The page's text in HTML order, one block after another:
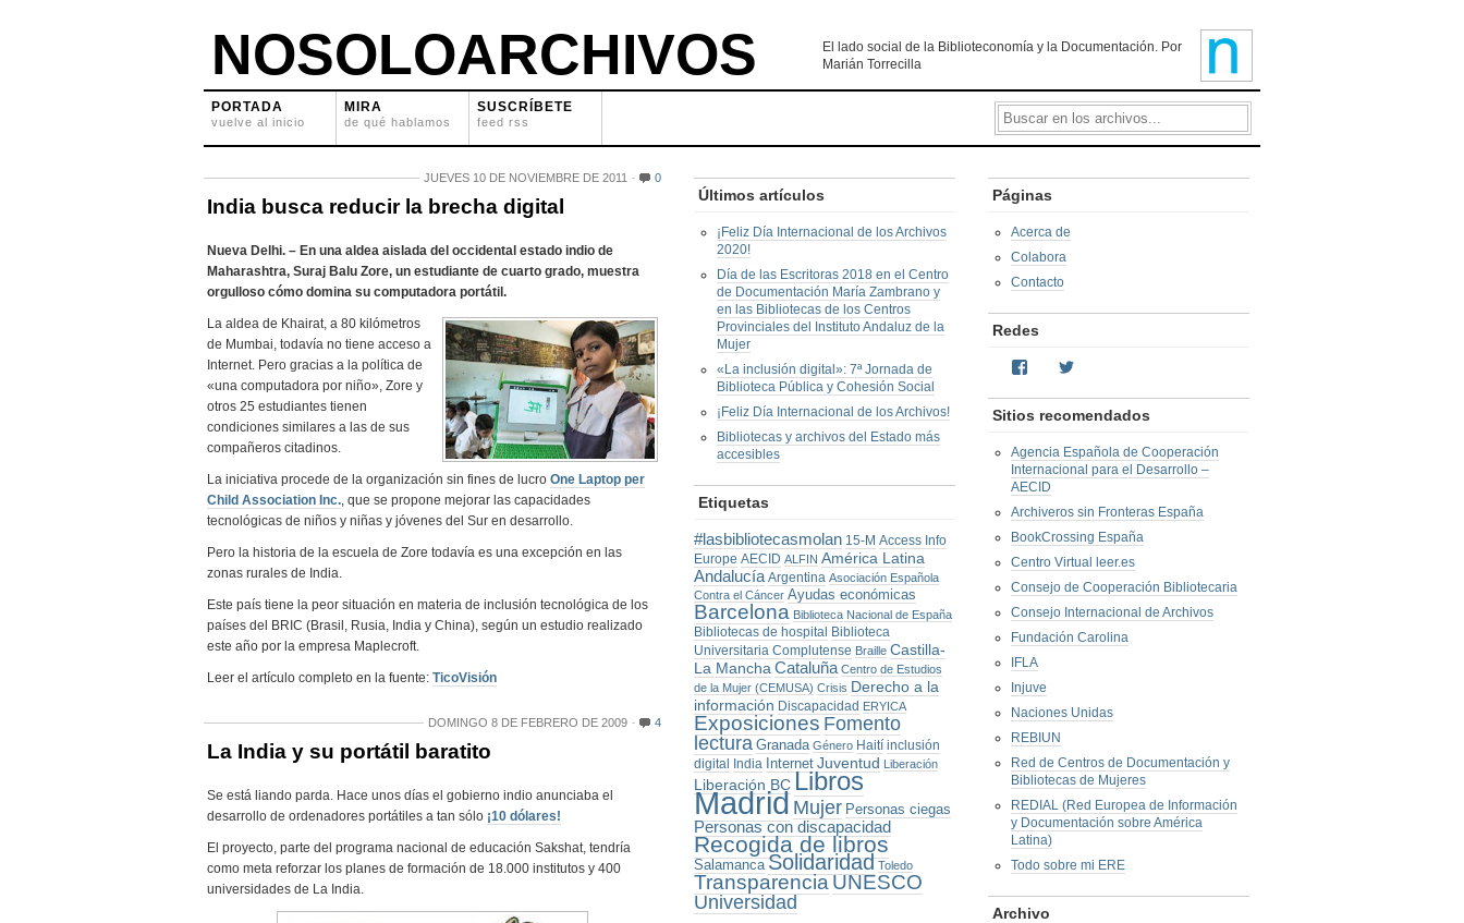
NOSOLOARCHIVOS
El lado social de la Biblioteconomía y la Documentación. Por
Marián Torrecilla
PORTADA
vuelve al inicio
MIRA
de qué hablamos
SUSCRÍBETE
feed rss
JUEVES 10 DE NOVIEMBRE DE 2011 0
India busca reducir la brecha digital
Nueva Delhi. – En una aldea aislada del occidental estado indio de
Maharashtra, Suraj Balu Zore, un estudiante de cuarto grado, muestra
orgulloso cómo domina su computadora portátil.
La aldea de Khairat, a 80 kilómetros
de Mumbai, todavía no tiene acceso a
Internet. Pero gracias a la política de
«una computadora por niño», Zore y
otros 25 estudiantes tienen
condiciones similares a las de sus
compañeros citadinos.
La iniciativa procede de la organización sin fines de lucro One Laptop per
Child Association Inc., que se propone mejorar las capacidades
tecnológicas de niños y niñas y jóvenes del Sur en desarrollo.
Pero la historia de la escuela de Zore todavía es una excepción en las
zonas rurales de India.
Este país tiene la peor situación en materia de inclusión tecnológica de los
países del BRIC (Brasil, Rusia, India y China), según un estudio realizado
este año por la empresa Maplecroft.
Leer el artículo completo en la fuente: TicoVisión
DOMINGO 8 DE FEBRERO DE 2009 4
La India y su portátil baratito
Se está liando parda. Hace unos días el gobierno indio anunciaba el
desarrollo de ordenadores portátiles a tan sólo ¡10 dólares!
El proyecto, parte del programa nacional de educación Sakshat, tendría
como meta reforzar los planes de formación de 18.000 institutos y 400
universidades de La India.
Últimos artículos
¡Feliz Día Internacional de los Archivos
2020!
Día de las Escritoras 2018 en el Centro
de Documentación María Zambrano y
en las Bibliotecas de los Centros
Provinciales del Instituto Andaluz de la
Mujer
«La inclusión digital»: 7ª Jornada de
Biblioteca Pública y Cohesión Social
¡Feliz Día Internacional de los Archivos!
Bibliotecas y archivos del Estado más
accesibles
Etiquetas
#lasbibliotecasmolan 15-M Access Info
Europe AECID ALFIN América Latina
Andalucía Argentina Asociación Española
Contra el Cáncer Ayudas económicas
Barcelona Biblioteca Nacional de España
Bibliotecas de hospital Biblioteca
Universitaria Complutense Braille Castilla-
La Mancha Cataluña Centro de Estudios
de la Mujer (CEMUSA) Crisis Derecho a la
información Discapacidad ERYICA
Exposiciones Fomento
lectura Granada Género Haití inclusión
digital
India Internet Juventud Liberación
Liberación BCLibros
Madrid Mujer Personas ciegas
Personas con discapacidad
Recogida de libros
Salamanca Solidaridad Toledo
TransparenciaUNESCO
Universidad
Páginas
Acerca de
Colabora
Contacto
Redes
Facebook
Sitios recomendados
Agencia Española de Cooperación
Internacional para el Desarrollo –
AECID
Archiveros sin Fronteras España
BookCrossing España
Centro Virtual leer.es
Consejo de Cooperación Bibliotecaria
Consejo Internacional de Archivos
Fundación Carolina
IFLA
Injuve
Naciones Unidas
REBIUN
Red de Centros de Documentación y
Bibliotecas de Mujeres
REDIAL (Red Europea de Información
y Documentación sobre América
Latina)
Todo sobre mi ERE
Archivo